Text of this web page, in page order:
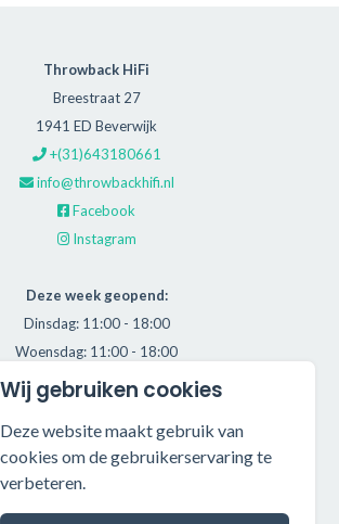
Throwback HiFi
Breestraat 27
1941 ED Beverwijk
+(31)643180661
info@throwbackhifi.nl
Facebook
Instagram
Deze week geopend:
Dinsdag: 11:00 - 18:00
Woensdag: 11:00 - 18:00
Donderdag: 11:00 - 21:00
Vrijdag: 11:00 - 18:00
Zaterdag: 11:00 - 17:00
getoonde prijzen zijn incl. BTW.
Algemene Voorwaarden
Wij gebruiken cookies
Deze website maakt gebruik van
cookies om de gebruikerservaring te
verbeteren.